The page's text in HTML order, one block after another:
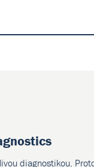
diagnostikou.